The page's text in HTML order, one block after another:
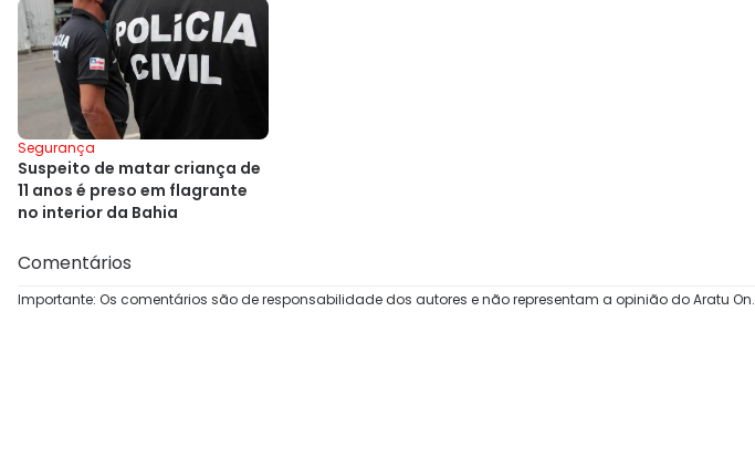
Segurança
Suspeito de matar criança de
11 anos é preso em flagrante
no interior da Bahia
Comentários
Importante: Os comentários são de responsabilidade dos autores e não representam a opinião do Aratu On.